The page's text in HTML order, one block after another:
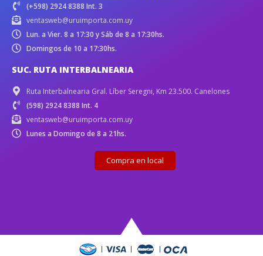
(+598) 2924 8388 Int. 3
ventasweb@uruimporta.com.uy
Lun. a Vier. 8 a 17:30 y Sáb de 8 a 17:30hs.
Domingos de 10 a 17:30hs.
SUC. RUTA INTERBALNEARIA
Ruta Interbalnearia Gral. Líber Seregni, Km 23.500. Canelones
(598) 2924 8388 Int. 4
ventasweb@uruimporta.com.uy
Lunes a Domingo de 8 a 21hs.
Compra en local